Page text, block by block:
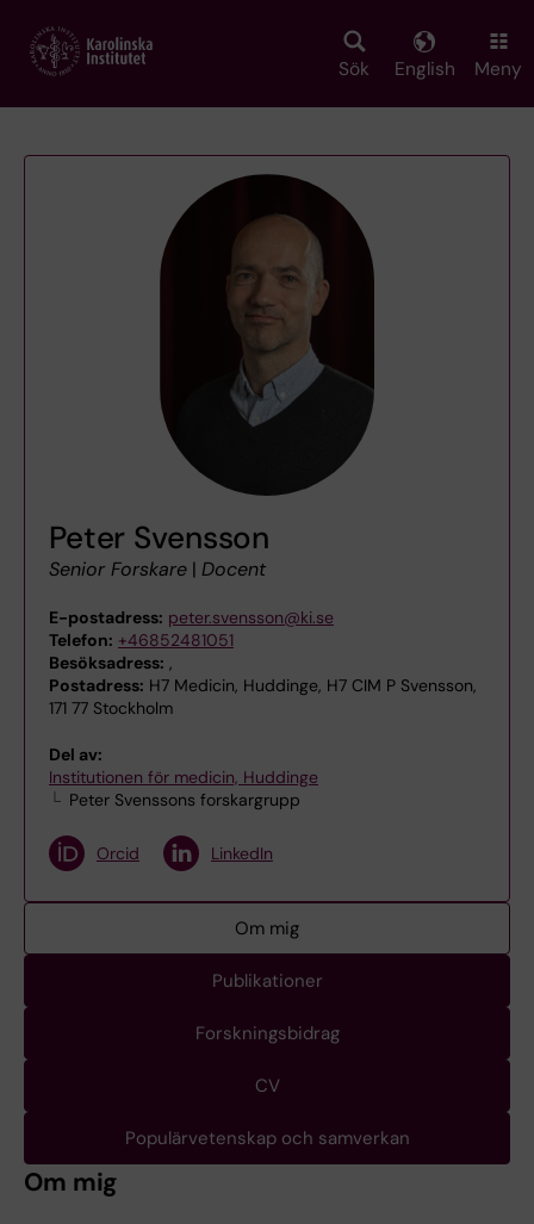
main
Sök English Meny
Peter Svensson
Senior Forskare | Docent
E-postadress: peter.svensson@ki.se
Telefon: +46852481051
Besöksadress: ,
Postadress: H7 Medicin, Huddinge, H7 CIM P Svensson,
171 77 Stockholm
Del av:
Institutionen för medicin, Huddinge
Peter Svenssons forskargrupp
Orcid LinkedIn
Om mig
Publikationer
Forskningsbidrag
CV
Populärvetenskap och samverkan
Om mig